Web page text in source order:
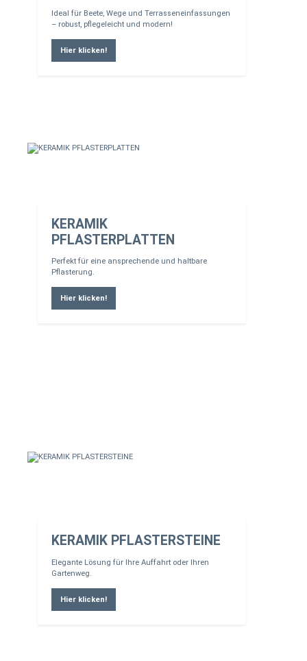
Ideal für Beete, Wege und Terrasseneinfassungen
– robust, pflegeleicht und modern!
Hier klicken!
KERAMIK
PFLASTERPLATTEN
Perfekt für eine ansprechende und haltbare
Pflasterung.
Hier klicken!
KERAMIK PFLASTERSTEINE
Elegante Lösung für Ihre Auffahrt oder Ihren
Gartenweg.
Hier klicken!